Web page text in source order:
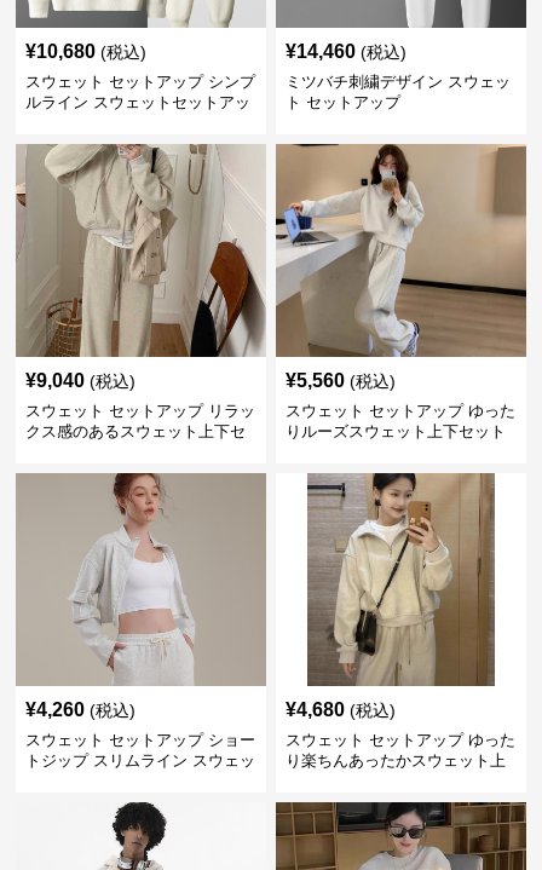
¥10,680 (税込)
スウェット セットアップ シンプ
ルライン スウェットセットアッ
¥14,460 (税込)
ミツバチ刺繍デザイン スウェッ
ト セットアップ
¥9,040 (税込)
スウェット セットアップ リラッ
クス感のあるスウェット上下セ
¥5,560 (税込)
スウェット セットアップ ゆった
りルーズスウェット上下セット
¥4,260 (税込)
スウェット セットアップ ショー
トジップ スリムライン スウェッ
¥4,680 (税込)
スウェット セットアップ ゆった
り楽ちんあったかスウェット上